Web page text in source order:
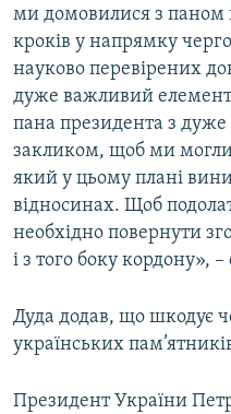
ми домовилися з паном
кроків у напрямку
науково перевірених
дуже важливий
пана президента з
закликом, щоб ми могли
який у цьому плані
відносинах. Щоб
необхідно повернути
і з того боку кордону»,
Дуда додав, що шкодує
українських
Президент України